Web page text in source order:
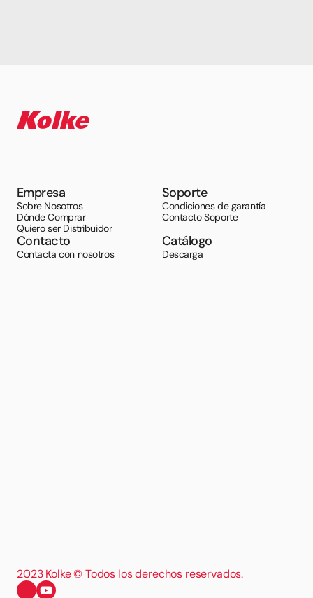
Empresa
Sobre Nosotros
Dónde Comprar
Quiero ser Distribuidor
Soporte
Condiciones de garantía
Contacto Soporte
Contacto
Contacta con nosotros
Catálogo
Descarga
2023 Kolke © Todos los derechos reservados.